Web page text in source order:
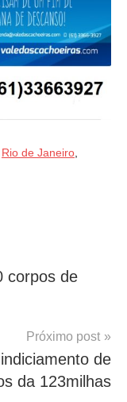
Rio de Janeiro,
corpos de
Próximo post
de
da 123milhas